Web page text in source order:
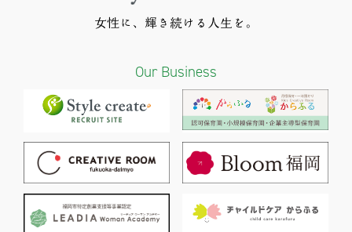
女性に、輝き続ける人生を。
Our Business